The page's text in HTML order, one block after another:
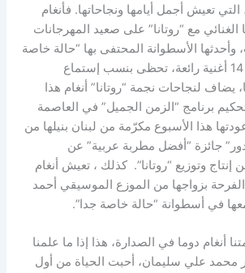
التي تعيش أجمل أيامها ونجاحاتها. فأنغام
الغنائي مع “روتانا” على صعيد المهرجانات
وأحدثها الأسطوانة المحتفى بها “حالة خاصة
جدا” وما تتضمنه من 14 أغنية رائعة، تحظى بنسب إستماع
يضاف لنجاحات نجمة “روتانا” أنغام هذا
تحكيم برنامج “الزمن الجميل” في العاصمة
هذا الأسبوع مكرّمة من لبنان بنيلها من
جائزة “أفضل مطربة عربية” عن
إنتاج وتوزيع “روتانا”. كذلك ، تعيش أنغام
بزواجها من الموزع الموسيقي أحمد
في أسطوانة “حالة خاصة جدا”.
أنغام دوما في الصدارة، هذا إذا ما علمنا
محمد علي سليمان، أحبت الحياة من أول